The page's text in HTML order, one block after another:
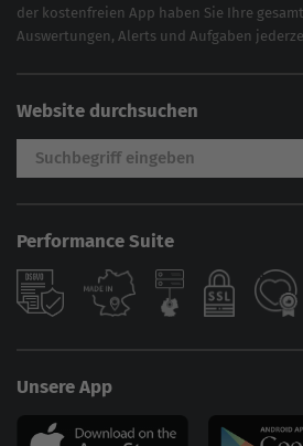
der kostenfreien App haben Sie Ihre
Auswertungen, Alerts und Aufgaben
Website durchsuchen
Performance Suite
Unsere App